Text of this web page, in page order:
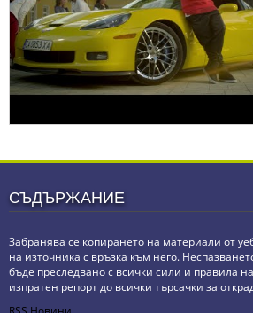
СЪДЪРЖАНИЕ
Забранява се копирането на материали от
на източника с връзка към него.
бъде преследвано с всички сили и правила
изпратен репорт до всички търсачки за